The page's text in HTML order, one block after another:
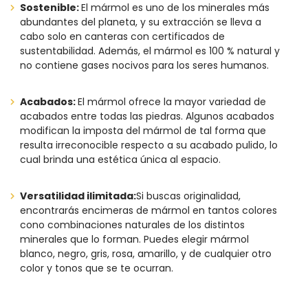
Sostenible:El mármol es uno de los minerales más
abundantes del planeta, y su extracción se lleva a
cabo solo en canteras con certificados de
sustentabilidad. Además, el mármol es 100 % natural y
no contiene gases nocivos para los seres humanos.
Acabados:El mármol ofrece la mayor variedad de
acabados entre todas las piedras. Algunos acabados
modifican la imposta del mármol de tal forma que
resulta irreconocible respecto a su acabado pulido, lo
cual brinda una estética única al espacio.
Versatilidad ilimitada:Si buscas originalidad,
encontrarás encimeras de mármol en tantos colores
cono combinaciones naturales de los distintos
minerales que lo forman. Puedes elegir mármol
blanco, negro, gris, rosa, amarillo, y de cualquier otro
color y tonos que se te ocurran.